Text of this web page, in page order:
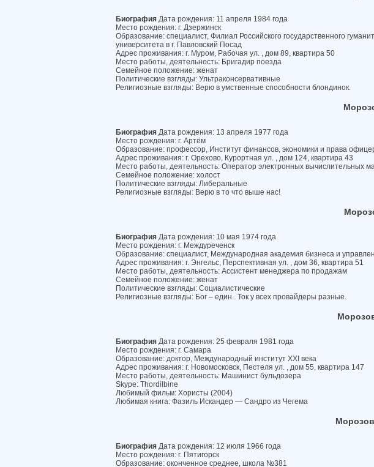
Биография Дата рождения: 11 апреля 1984 года
Место рождения: г. Дзержинск
Образование: специалист, Филиал Российского государственного
университета в г. Павловский Посад
Адрес проживания: г. Муром, Рабочая ул. , дом 89, квартира 50
Место работы, деятельность: Бригадир поезда
Семейное положение: женат
Политические взгляды: Ультраконсервативные
Религиозные взгляды: Верю в умственные способности блондинок.
Биография Дата рождения: 13 апреля 1977 года
Место рождения: г. Артём
Образование: профессор, Институт финансов, экономики и права
Адрес проживания: г. Орехово, Курортная ул. , дом 124, квартира 43
Место работы, деятельность: Оператор электронных вычислительных
Семейное положение: холост
Политические взгляды: Либеральные
Религиозные взгляды: Верю в то что выше нас!
Биография Дата рождения: 10 мая 1974 года
Место рождения: г. Междуреченск
Образование: специалист, Международная академия бизнеса и
Адрес проживания: г. Энгельс, Перспективная ул. , дом 36, квартира 51
Место работы, деятельность: Ассистент менеджера по продажам
Семейное положение: женат
Политические взгляды: Социалистические
Религиозные взгляды: Бог – един.. Ток у всех провайдеры разные.
Биография Дата рождения: 25 февраля 1981 года
Место рождения: г. Самара
Образование: доктор, Международный институт XXI века
Адрес проживания: г. Новомосковск, Пестеля ул. , дом 55, квартира 147
Место работы, деятельность: Машинист бульдозера
Skype: Thordilbine
Любимый фильм: Хористы (2004)
Любимая книга: Фазиль Искандер — Сандро из Чегема
Биография Дата рождения: 12 июля 1966 года
Место рождения: г. Пятигорск
Образование: оконченное среднее, школа №381